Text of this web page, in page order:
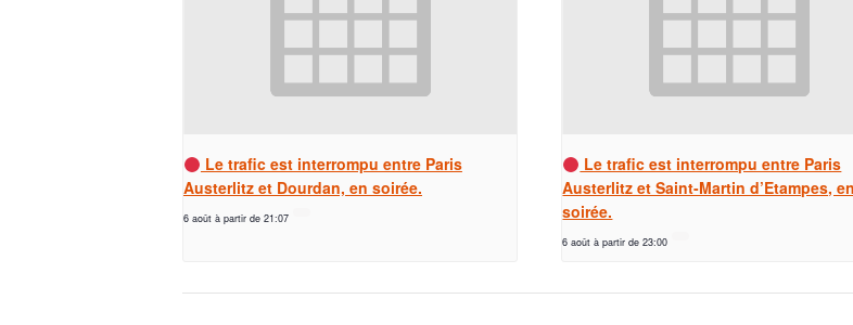
Le trafic est interrompu entre Paris
Austerlitz et Dourdan, en soirée.
6 août à partir de 21:07
Le trafic est interrompu entre Paris
Austerlitz et Saint-Martin d’Etampes, en
soirée.
6 août à partir de 23:00